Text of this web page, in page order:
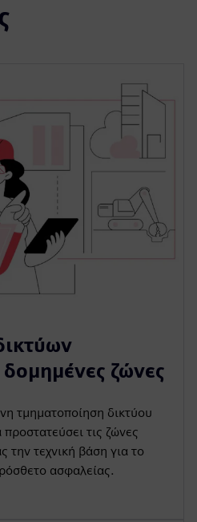
ζώνες
τμηματοποίηση δικτύου
προστατεύσει τις ζώνες
τεχνική βάση για το
ασφαλείας.